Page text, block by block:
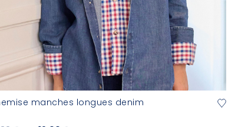
manches longues denim